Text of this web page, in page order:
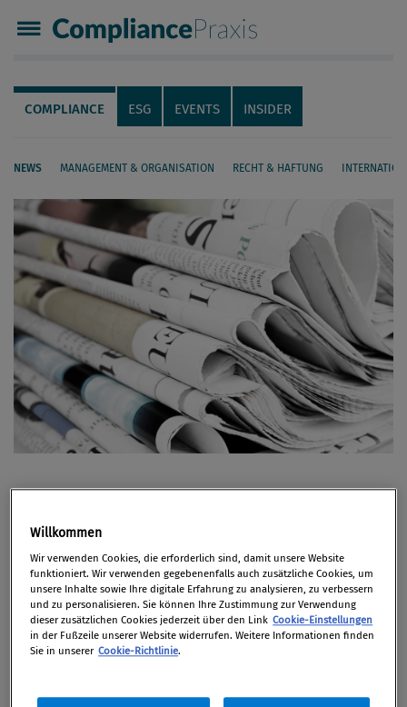
Compliance Praxis
Servicenavigation
Navigation
COMPLIANCE ESG EVENTS INSIDER
NEWS MANAGEMENT & ORGANISATION RECHT & HAFTUNG
Seiteninhalt
Compliance Presseschau,
19.10.2020
Artikel auf Xing teilen
Artikel auf linkedIn teilen
Artikel auf Facebook teilen
Artikellink kopieren
Artikel per Mail teilen
Presse.
Willkommen
Wir verwenden Cookies, die erforderlich sind, damit unsere Website
funktioniert. Wir verwenden gegebenenfalls auch zusätzliche Cookies, um
unsere Inhalte sowie Ihre digitale Erfahrung zu analysieren, zu verbessern
und zu personalisieren. Sie können Ihre Zustimmung zur Verwendung
dieser zusätzlichen Cookies jederzeit über den Link Cookie-Einstellungen
in der Fußzeile unserer Website widerrufen. Weitere Informationen finden
Sie in unserer Cookie-Richtlinie.